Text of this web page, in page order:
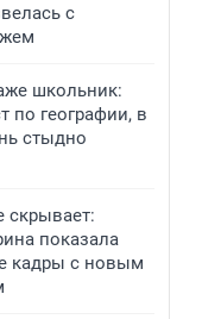
с
школьник:
по географии, в
стыдно
скрывает:
показала
кадры с новым